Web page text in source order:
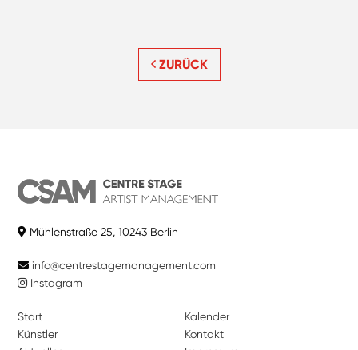
ZURÜCK
Mühlenstraße 25, 10243 Berlin
info@centrestagemanagement.com
Instagram
Start
Künstler
Kalender
Kontakt